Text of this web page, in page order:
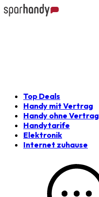
Top Deals
Handy mit Vertrag
Handy ohne Vertrag
Handytarife
Elektronik
Internet zuhause